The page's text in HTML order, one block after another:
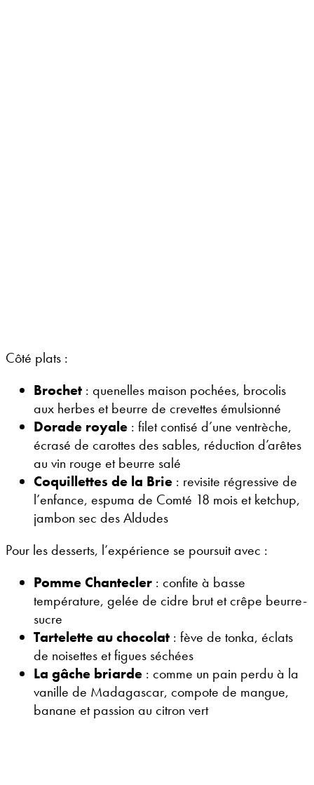
Côté plats :
Brochet : quenelles maison pochées, brocolis
aux herbes et beurre de crevettes émulsionné
Dorade royale : filet contisé d’une ventrèche,
écrasé de carottes des sables, réduction d’arêtes
au vin rouge et beurre salé
Coquillettes de la Brie : revisite régressive de
l’enfance, espuma de Comté 18 mois et ketchup,
jambon sec des Aldudes
Pour les desserts, l’expérience se poursuit avec :
Pomme Chantecler : confite à basse
température, gelée de cidre brut et crêpe beurre-
sucre
Tartelette au chocolat : fève de tonka, éclats
de noisettes et figues séchées
La gâche briarde : comme un pain perdu à la
vanille de Madagascar, compote de mangue,
banane et passion au citron vert